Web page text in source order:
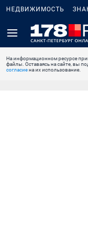
НЕДВИЖИМОСТЬ
На информационном ресурсе
файлы. Оставаясь на сайте, вы
согласиена их использование.